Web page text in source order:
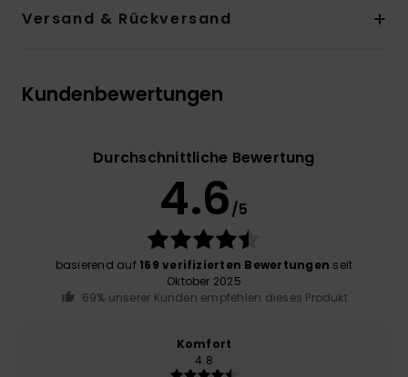
Versand & Rückversand
Kundenbewertungen
Durchschnittliche Bewertung
4.6/5
basierend auf 169 verifizierten Bewertungen seit
Oktober 2025
69% unserer Kunden empfehlen dieses Produkt
Komfort
4.8